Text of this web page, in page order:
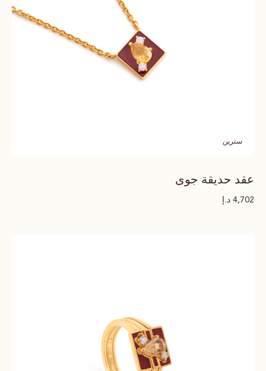
سترين
عقد حديقة جوى
4,702 د.إ